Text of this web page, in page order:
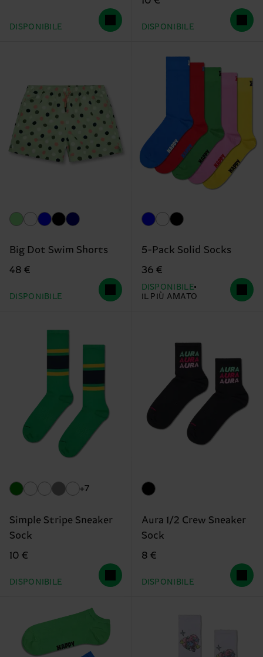
DISPONIBILE DISPONIBILE
Big Dot Swim Shorts
48 €
DISPONIBILE
5-Pack Solid Socks
36 €
DISPONIBILE
IL PIÙ AMATO
+7
Simple Stripe Sneaker
Sock
10 €
DISPONIBILE
Aura 1/2 Crew Sneaker
Sock
8 €
DISPONIBILE